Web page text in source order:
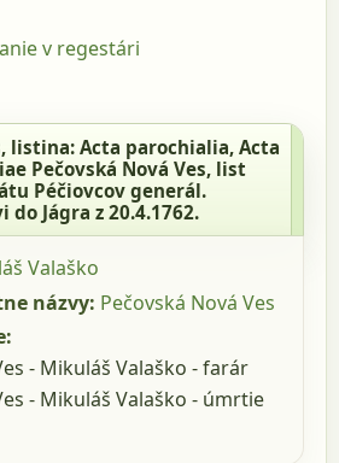
v regestári
parochiae Pečovská
Péčiovcov
do Jágra z 20.4.1762.
, listina: Acta parochialia, Acta
Pečovská Nová Ves, list
Péčiovcov generál.
do Jágra z 20.4.1762.
Valaško
názvy: Pečovská Nová Ves
- Mikuláš Valaško - farár
- Mikuláš Valaško - úmrtie